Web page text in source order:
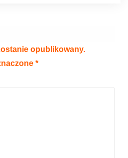
opublikowany.
*